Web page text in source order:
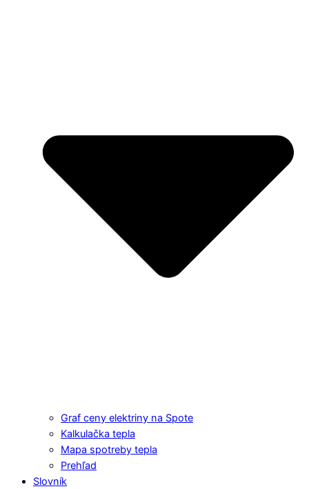
Graf ceny elektriny na Spote
Kalkulačka tepla
Mapa spotreby tepla
Prehľad
Slovník